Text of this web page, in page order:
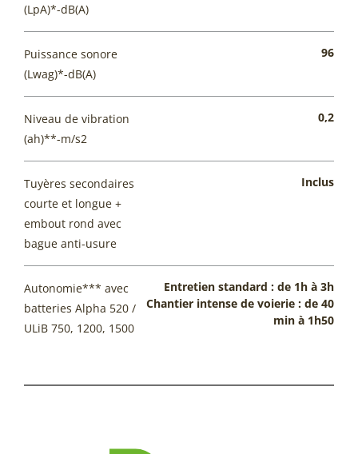
(LpA)*-dB(A)
Puissance sonore
(Lwag)*-dB(A)
96
Niveau de vibration
(ah)**-m/s2
0,2
Tuyères secondaires
courte et longue +
embout rond avec
bague anti-usure
Inclus
Autonomie*** avec
batteries Alpha 520 /
ULiB 750, 1200, 1500
Entretien standard : de 1h à 3h
Chantier intense de voierie : de 40
min à 1h50